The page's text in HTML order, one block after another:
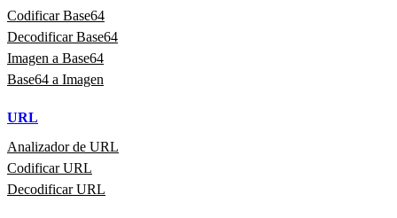
Codificar Base64
Decodificar Base64
Imagen a Base64
Base64 a Imagen
URL
Analizador de URL
Codificar URL
Decodificar URL